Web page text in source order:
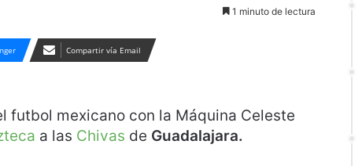
1 minuto de lectura
Compartir vía Email
futbol mexicano con la Máquina Celeste
a las Chivas de Guadalajara.